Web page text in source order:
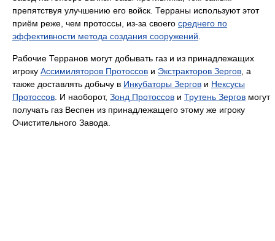
препятствуя улучшению его войск. Терраны используют этот
приём реже, чем протоссы, из-за своего среднего по
эффективности метода создания сооружений
Рабочие Терранов могут добывать газ и из принадлежащих
игроку Ассимиляторов Протоссов и Экстракторов Зергов , а
также доставлять добычу в Инкубаторы Зергов и Нексусы
Протоссов . И наоборот, Зонд Протоссов и Трутень Зергов могут
получать газ Веспен из принадлежащего этому же игроку
Очистительного Завода.